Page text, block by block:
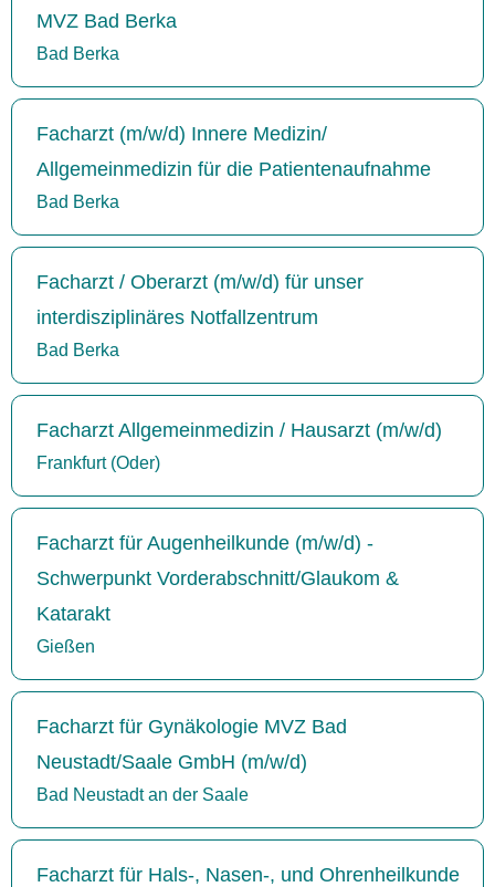
MVZ Bad Berka
Bad Berka
Facharzt (m/w/d) Innere Medizin/
Allgemeinmedizin für die Patientenaufnahme
Bad Berka
Facharzt / Oberarzt (m/w/d) für unser
interdisziplinäres Notfallzentrum
Bad Berka
Facharzt Allgemeinmedizin / Hausarzt (m/w/d)
Frankfurt (Oder)
Facharzt für Augenheilkunde (m/w/d) -
Schwerpunkt Vorderabschnitt/Glaukom &
Katarakt
Gießen
Facharzt für Gynäkologie MVZ Bad
Neustadt/Saale GmbH (m/w/d)
Bad Neustadt an der Saale
Facharzt für Hals-, Nasen-, und Ohrenheilkunde